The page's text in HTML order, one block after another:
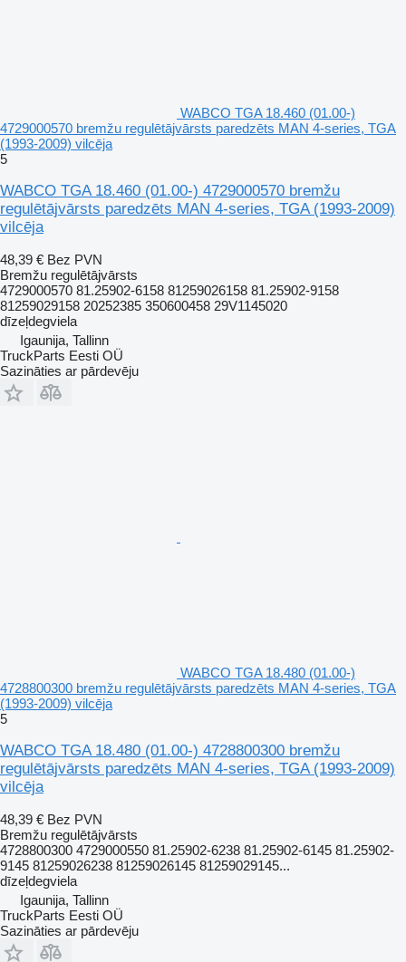
WABCO TGA 18.460 (01.00-)
4729000570 bremžu regulētājvārsts paredzēts MAN 4-series, TGA
(1993-2009) vilcēja
5
WABCO TGA 18.460 (01.00-) 4729000570 bremžu
regulētājvārsts paredzēts MAN 4-series, TGA (1993-2009)
vilcēja
48,39 € Bez PVN
Bremžu regulētājvārsts
4729000570 81.25902-6158 81259026158 81.25902-9158
81259029158 20252385 350600458 29V1145020
dīzeļdegviela
Igaunija, Tallinn
TruckParts Eesti OÜ
Sazināties ar pārdevēju
WABCO TGA 18.480 (01.00-)
4728800300 bremžu regulētājvārsts paredzēts MAN 4-series, TGA
(1993-2009) vilcēja
5
WABCO TGA 18.480 (01.00-) 4728800300 bremžu
regulētājvārsts paredzēts MAN 4-series, TGA (1993-2009)
vilcēja
48,39 € Bez PVN
Bremžu regulētājvārsts
4728800300 4729000550 81.25902-6238 81.25902-6145 81.25902-
9145 81259026238 81259026145 81259029145...
dīzeļdegviela
Igaunija, Tallinn
TruckParts Eesti OÜ
Sazināties ar pārdevēju